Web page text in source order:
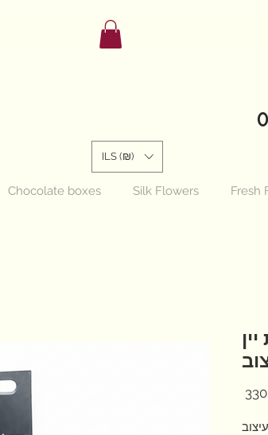
ILS (₪)
Chocolate boxes Silk Flowers Fresh